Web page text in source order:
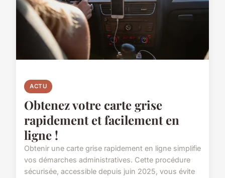
ACTU
Obtenez votre carte grise
rapidement et facilement en
ligne !
Obtenir une carte grise rapidement en ligne simplifie
vos démarches administratives. Cette procédure
sécurisée, accessible depuis juin 2025, vous évite